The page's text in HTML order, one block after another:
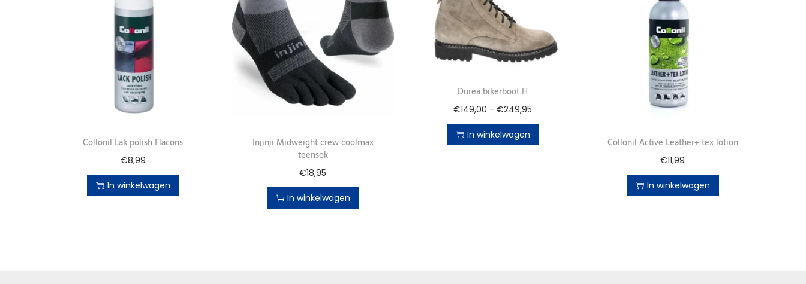
Collonil Lak polish Flacons
€8,99
In winkelwagen
Injinji Midweight crew coolmax
teensok
€18,95
In winkelwagen
Durea bikerboot H
€149,00 - €249,95
In winkelwagen
Collonil Active Leather+ tex lotion
€11,99
In winkelwagen